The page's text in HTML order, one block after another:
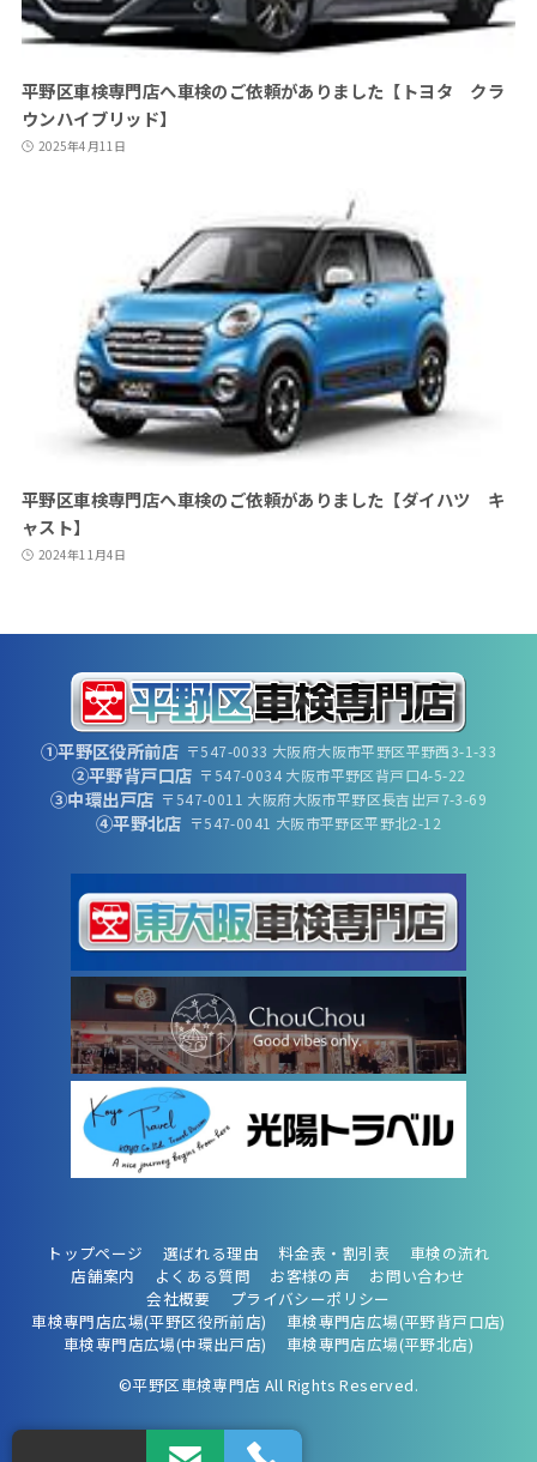
平野区車検専門店へ車検のご依頼がありました【トヨタ クラ
ウンハイブリッド】
2025年4月11日
平野区車検専門店へ車検のご依頼がありました【ダイハツ キ
ャスト】
2024年11月4日
①平野区役所前店 〒547-0033 大阪府大阪市平野区平野西3-1-33
②平野背戸口店 〒547-0034 大阪市平野区背戸口4-5-22
③中環出戸店 〒547-0011 大阪府大阪市平野区長吉出戸7-3-69
④平野北店 〒547-0041 大阪市平野区平野北2-12
トップページ 選ばれる理由 料金表・割引表
車検の流れ
店舗案内
よくある質問 お客様の声
お問い合わせ
会社概要
プライバシーポリシー
車検専門店広場(平野区役所前店)
車検専門店広場(平野背戸口店)
車検専門店広場(中環出戸店)
車検専門店広場(平野北店)
©平野区車検専門店 All Rights Reserved.